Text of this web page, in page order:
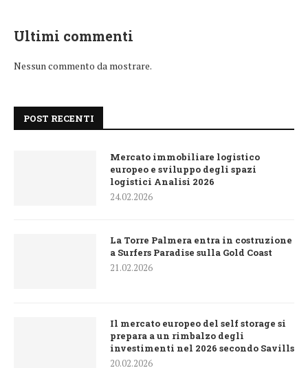
Ultimi commenti
Nessun commento da mostrare.
POST RECENTI
Mercato immobiliare logistico
europeo e sviluppo degli spazi
logistici Analisi 2026
24.02.2026
La Torre Palmera entra in costruzione
a Surfers Paradise sulla Gold Coast
21.02.2026
Il mercato europeo del self storage si
prepara a un rimbalzo degli
investimenti nel 2026 secondo Savills
20.02.2026